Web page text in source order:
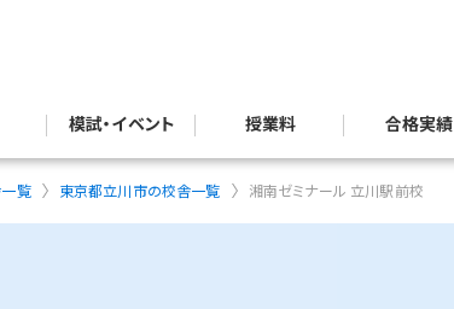
模試・イベント 授業料 合格実績
覧 東京都立川市の校舎一覧 湘南ゼミナール 立川駅前校